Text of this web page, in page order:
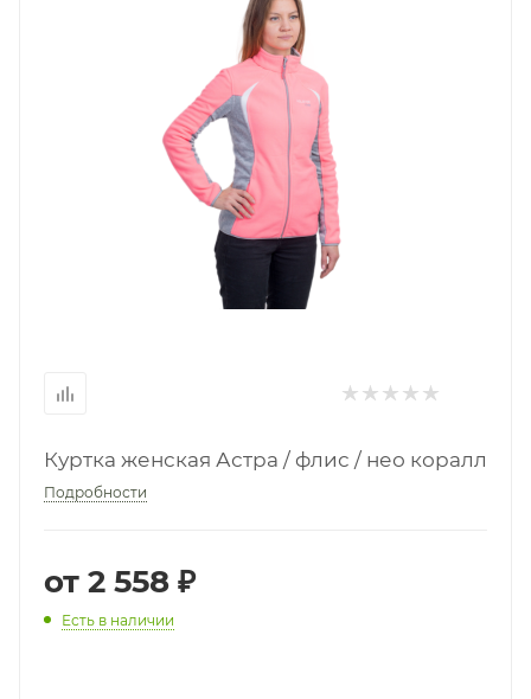
Куртка женская Астра / флис / нео коралл
Подробности
от 2 558 ₽
Есть в наличии